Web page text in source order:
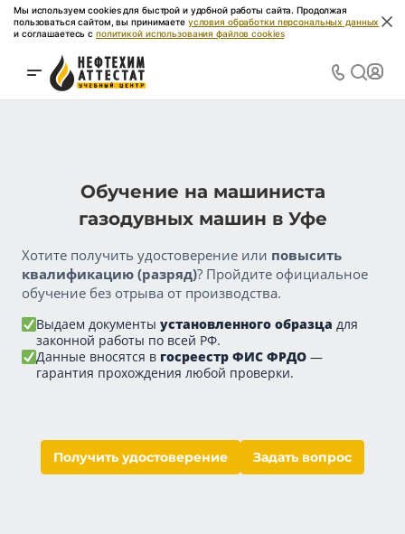
Мы используем cookies для быстрой и удобной работы сайта. Продолжая
пользоваться сайтом, вы принимаете условия обработки персональных данных
и соглашаетесь с политикой использования файлов cookies
Обучение на машиниста
газодувных машин в Уфе
Хотите получить удостоверение или повысить
квалификацию (разряд)? Пройдите официальное
обучение без отрыва от производства.
Выдаем документы установленного образца для
законной работы по всей РФ.
Данные вносятся в госреестр ФИС ФРДО —
гарантия прохождения любой проверки.
Получить удостоверение Задать вопрос